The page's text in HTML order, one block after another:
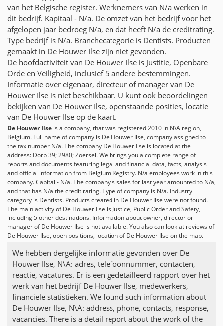
van het Belgische register. Werknemers van N/a werken in
dit bedrijf. Kapitaal - N/a. De omzet van het bedrijf voor het
afgelopen jaar bedroeg N/a, en dat heeft N/a de creditrating.
Type bedrijf is N/a. Branchecategorie is Dentists. Producten
gemaakt in De Houwer Ilse zijn niet gevonden.
De hoofdactiviteit van De Houwer Ilse is Justitie, Openbare
Orde en Veiligheid, inclusief 5 andere bestemmingen.
Informatie over eigenaar, directeur of manager van De
Houwer Ilse is niet beschikbaar. U kunt ook beoordelingen
bekijken van De Houwer Ilse, openstaande posities, locatie
van De Houwer Ilse op de kaart.
De Houwer Ilse is a company, that was registered 2010 in N\A region,
Belgium. Full name of company is De Houwer Ilse, company assigned to
the tax number N/a. The company De Houwer Ilse is located at the
address: Dorp 39; 2980; Zoersel. We brings you a complete range of
reports and documents featuring legal and financial data, facts, analysis
and official information from Belgium Registry. N/a employees work in this
company. Capital - N/a. The company's sales for last year amounted to N/a,
and that has N/a the credit rating. Type of company is N/a. Industry
category is Dentists. Products created in De Houwer Ilse were not found.
The main activity of De Houwer Ilse is Justice, Public Order and Safety,
including 5 other destinations. Information about owner, director or
manager of De Houwer Ilse is not available. You also can look at reviews of
De Houwer Ilse, open positions, location of De Houwer Ilse on the map.
We hebben dergelijke informatie gevonden over De
Houwer Ilse, N\A: adres, telefoonnummer, contacten,
reactie, vacatures. Er is een gedetailleerd rapport over het
werk van het bedrijf De Houwer Ilse, medewerkers,
financiële statistieken. We found such information about
De Houwer Ilse, N\A: address, phone, contacts, response,
vacancies. There is a detail report about the work of the